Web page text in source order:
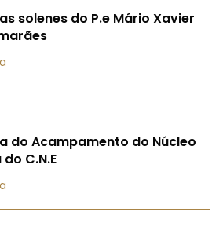
solenes do P.e Mário Xavier
do Acampamento do Núcleo
C.N.E